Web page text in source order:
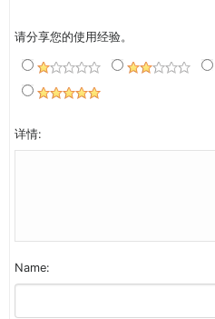
请分享您的使用经验。
详情:
Name: